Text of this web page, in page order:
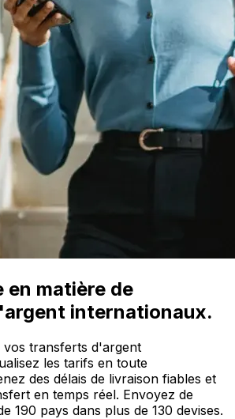
en matière de
internationaux.
vos transferts d'argent
les tarifs en toute
des délais de livraison fiables et
en temps réel. Envoyez de
190 pays dans plus de 130 devises.